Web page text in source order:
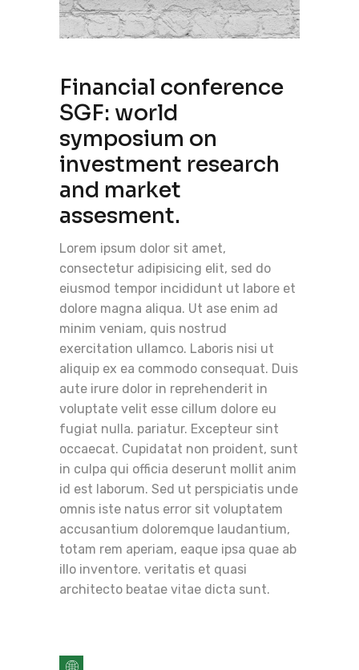
Financial conference
SGF: world
symposium on
investment research
and market
assesment.
Lorem ipsum dolor sit amet,
consectetur adipisicing elit, sed do
eiusmod tempor incididunt ut labore et
dolore magna aliqua. Ut ase enim ad
minim veniam, quis nostrud
exercitation ullamco. Laboris nisi ut
aliquip ex ea commodo consequat. Duis
aute irure dolor in reprehenderit in
voluptate velit esse cillum dolore eu
fugiat nulla. pariatur. Excepteur sint
occaecat. Cupidatat non proident, sunt
in culpa qui officia deserunt mollit anim
id est laborum. Sed ut perspiciatis unde
omnis iste natus error sit voluptatem
accusantium doloremque laudantium,
totam rem aperiam, eaque ipsa quae ab
illo inventore. veritatis et quasi
architecto beatae vitae dicta sunt.